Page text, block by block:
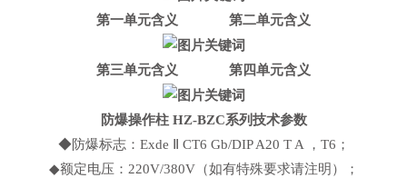
第一单元含义 第二单元含义
第三单元含义 第四单元含义
防爆操作柱 HZ-BZC系列技术参数
◆防爆标志：Exde Ⅱ CT6 Gb/DIP A20 T A ，T6；
◆额定电压：220V/380V（如有特殊要求请注明）；